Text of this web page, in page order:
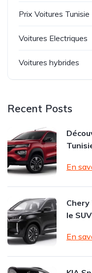
Prix Voitures Tunisie
Voitures Electriques
Voitures hybrides
Recent Posts
En
Chery
le
En